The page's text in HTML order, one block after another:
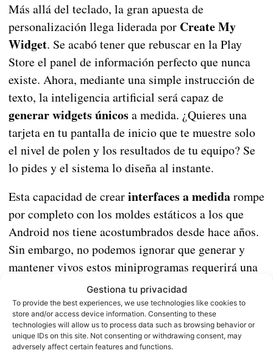
Gestiona tu privacidad
To provide the best experiences, we use technologies like cookies to
store and/or access device information. Consenting to these
technologies will allow us to process data such as browsing behavior or
unique IDs on this site. Not consenting or withdrawing consent, may
adversely affect certain features and functions.
Más allá del teclado, la gran apuesta de
personalización llega liderada por Create My
Widget. Se acabó tener que rebuscar en la Play
Store el panel de información perfecto que nunca
existe. Ahora, mediante una simple instrucción de
texto, la inteligencia artificial será capaz de
generar widgets únicos a medida. ¿Quieres una
tarjeta en tu pantalla de inicio que te muestre solo
el nivel de polen y los resultados de tu equipo? Se
lo pides y el sistema lo diseña al instante.
Esta capacidad de crearinterfaces a medidarompe
por completo con los moldes estáticos a los que
Android nos tiene acostumbrados desde hace años.
Sin embargo, no podemos ignorar que generar y
mantener vivos estos miniprogramas requerirá una
procesamiento bastante bestia
explica de forma indirecta por qué Google ha
cerrado la puerta de entrada a los móviles de gama
media y de entrada.